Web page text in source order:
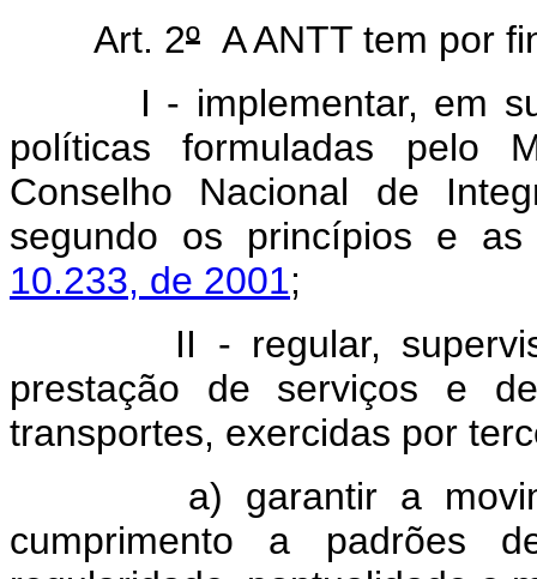
Art. 2º A ANTT tem por
I - implementar, em sua
políticas formuladas pelo
Conselho Nacional de
segundo os princípios e
10.233, de 2001;
II - regular,
prestação de serviços e
transportes, exercidas por
a) garantir a
cumprimento a padrões